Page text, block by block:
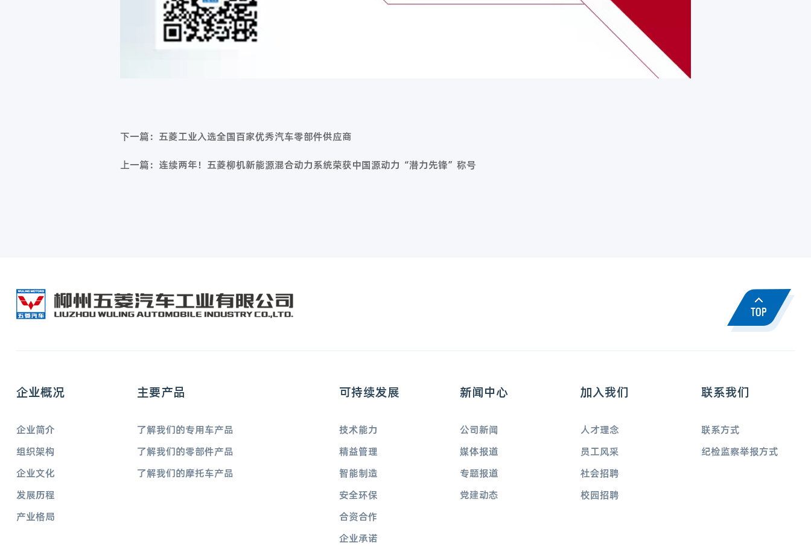
下一篇：五菱工业入选全国百家优秀汽车零部件供应商
上一篇：连续两年！五菱柳机新能源混合动力系统荣获中国源动力“潜力先锋”称号
企业概况
企业简介
组织架构
企业文化
发展历程
产业格局
主要产品
了解我们的专用车产品
了解我们的零部件产品
了解我们的摩托车产品
可持续发展
技术能力
精益管理
智能制造
安全环保
合资合作
企业承诺
新闻中心
公司新闻
媒体报道
专题报道
党建动态
加入我们
人才理念
员工风采
社会招聘
校园招聘
联系我们
联系方式
纪检监察举报方式